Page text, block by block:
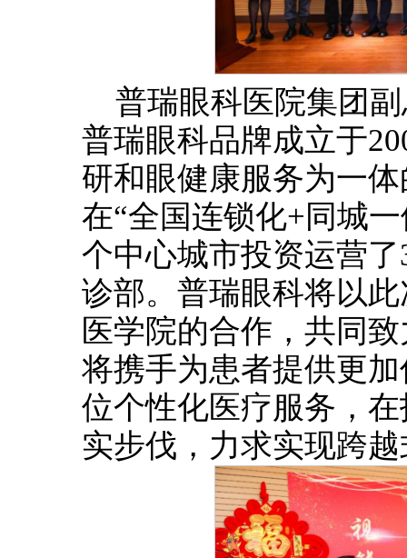
普瑞眼科医院集团
普瑞眼科品牌成立于
研和眼健康服务为一
在“全国连锁化+同城
个中心城市投资运营
诊部。普瑞眼科将以
医学院的合作，共同
将携手为患者提供更
位个性化医疗服务，
实步伐，力求实现跨